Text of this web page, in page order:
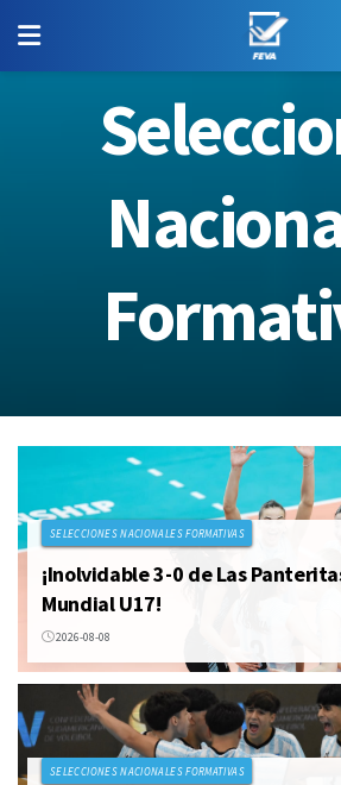
SELECCIONES NACIONALES FORMATIVAS
¡Inolvidable 3-0 de Las
Mundial U17!
2026-08-08
SELECCIONES NACIONALES FORMATIVAS